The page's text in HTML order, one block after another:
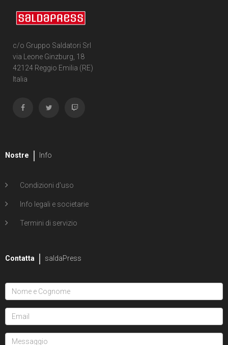
c/o Gruppo Saldatori Srl
via Leone Ginzburg, 18
42124 Reggio Emilia (RE)
Italia
Nostre Info
Condizioni d'uso
Info legali e societarie
Termini di servizio
Contatta saldaPress